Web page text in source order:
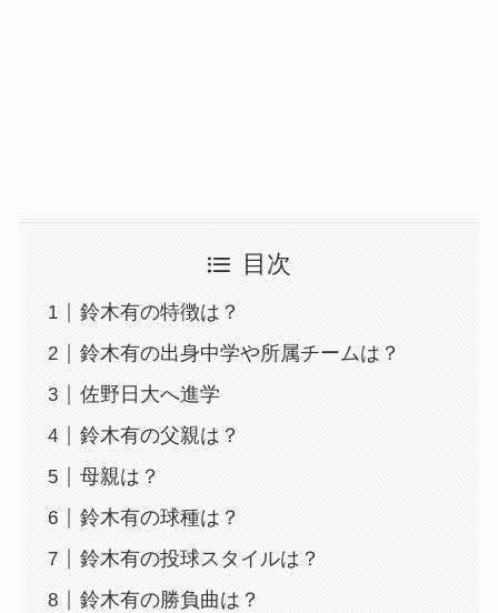
目次
鈴木有の特徴は？
鈴木有の出身中学や所属チームは？
佐野日大へ進学
鈴木有の父親は？
母親は？
鈴木有の球種は？
鈴木有の投球スタイルは？
鈴木有の勝負曲は？